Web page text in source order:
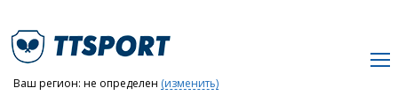
Ваш регион: не определен (изменить)